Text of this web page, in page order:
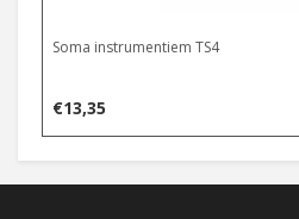
Soma instrumentiem TS4
€13,35